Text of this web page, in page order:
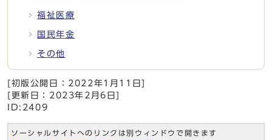
福祉医療
国民年金
その他
[初版公開日： 2022年1月11日
[更新日： 2023年2月6日
ID:2409
ソーシャルサイトへのリンクは別ウィンドウで開きます